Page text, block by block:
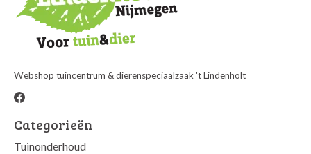
Webshop tuincentrum & dierenspeciaalzaak 't Lindenholt
Categorieën
Tuinonderhoud